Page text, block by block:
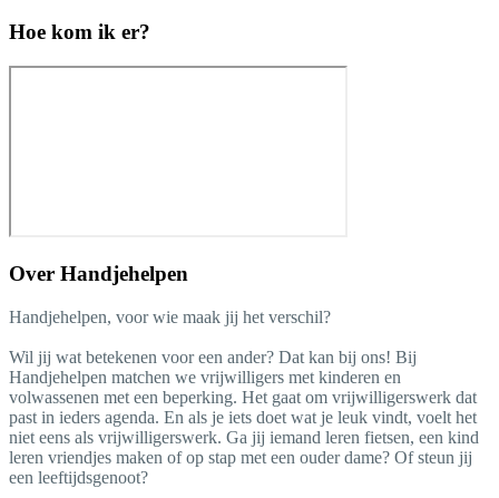
Hoe kom ik er?
Over Handjehelpen
Handjehelpen, voor wie maak jij het verschil?
Wil jij wat betekenen voor een ander? Dat kan bij ons! Bij
Handjehelpen matchen we vrijwilligers met kinderen en
volwassenen met een beperking. Het gaat om vrijwilligerswerk dat
past in ieders agenda. En als je iets doet wat je leuk vindt, voelt het
niet eens als vrijwilligerswerk. Ga jij iemand leren fietsen, een kind
leren vriendjes maken of op stap met een ouder dame? Of steun jij
een leeftijdsgenoot?